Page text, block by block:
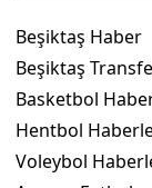
Beşiktaş Haber
Beşiktaş
Basketbol
Hentbol
Voleybol